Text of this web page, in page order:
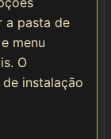
a pasta de
menu
O
instalação